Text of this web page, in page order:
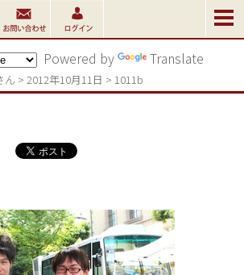
Powered by Translate
ん > 2012年10月11日 > 1011b